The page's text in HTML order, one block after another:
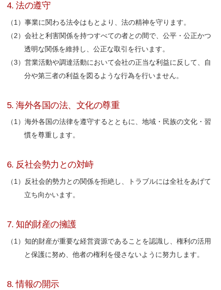
4. 法の遵守
事業に関わる法令はもとより、法の精神を守ります。
会社と利害関係を持つすべての者との間で、公平・公正かつ
透明な関係を維持し、公正な取引を行います。
営業活動や調達活動において会社の正当な利益に反して、自
分や第三者の利益を図るような行為を行いません。
5. 海外各国の法、文化の尊重
海外各国の法律を遵守するとともに、地域・民族の文化・習
慣を尊重します。
6. 反社会勢力との対峙
反社会的勢力との関係を拒絶し、トラブルには全社をあげて
立ち向かいます。
7. 知的財産の擁護
知的財産が重要な経営資源であることを認識し、権利の活用
と保護に努め、他者の権利を侵さないように努力します。
8. 情報の開示